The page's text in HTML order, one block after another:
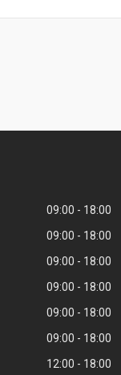
09:00
18:00
09:00
18:00
09:00
18:00
09:00
18:00
09:00
18:00
09:00
18:00
12:00 18:00